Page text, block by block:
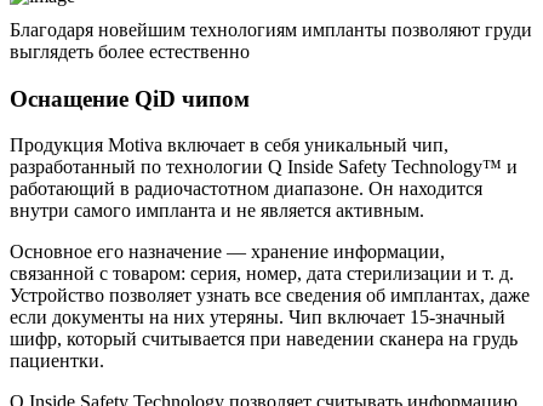
Благодаря новейшим технологиям импланты позволяют груди
выглядеть более естественно
Оснащение QiD чипом
Продукция Motiva включает в себя уникальный чип,
разработанный по технологии Q Inside Safety Technology™ и
работающий в радиочастотном диапазоне. Он находится
внутри самого импланта и не является активным.
Основное его назначение — хранение информации,
связанной с товаром: серия, номер, дата стерилизации и т. д.
Устройство позволяет узнать все сведения об имплантах, даже
если документы на них утеряны. Чип включает 15-значный
шифр, который считывается при наведении сканера на грудь
пациентки.